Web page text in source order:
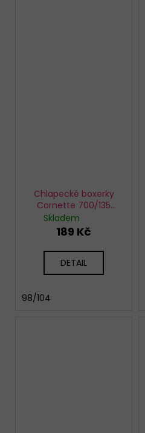
Chlapecké boxerky
Cornette 700/135
Pirates
Skladem
189 Kč
DETAIL
98/104